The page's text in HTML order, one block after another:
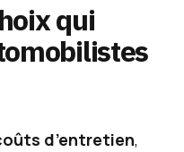
qui
d’entretien,